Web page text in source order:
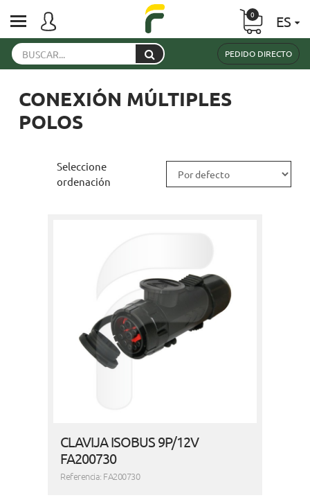
PEDIDO DIRECTO
ES
0
CONEXIÓN MÚLTIPLES
POLOS
Seleccione
ordenación
CLAVIJA ISOBUS 9P/12V
FA200730
Referencia: FA200730